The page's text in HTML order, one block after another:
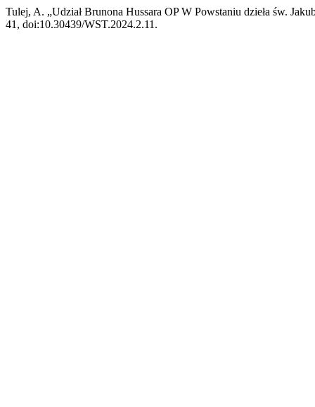
Tulej, A. „Udział Brunona Hussara OP W Powstaniu dzieła św.
41, doi:10.30439/WST.2024.2.11.